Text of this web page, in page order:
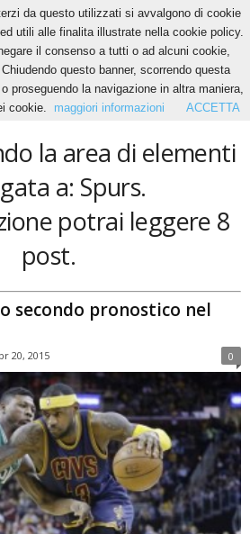
la area di elementi
a: Spurs.
potrai leggere 8
post.
secondo pronostico nel
20, 2015 0
da questo utilizzati si avvalgono di cookie
utili alle finalita illustrate nella cookie policy.
il consenso a tutti o ad alcuni cookie,
questo banner, scorrendo questa
proseguendo la navigazione in altra maniera,
cookie.
maggiori informazioni ACCETTA